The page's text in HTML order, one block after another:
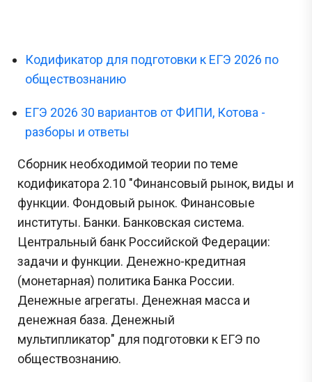
Кодификатор для подготовки к ЕГЭ 2026 по
обществознанию
ЕГЭ 2026 30 вариантов от ФИПИ, Котова -
разборы и ответы
Сборник необходимой теории по теме
кодификатора 2.10 "Финансовый рынок, виды и
функции. Фондовый рынок. Финансовые
институты. Банки. Банковская система.
Центральный банк Российской Федерации:
задачи и функции. Денежно-кредитная
(монетарная) политика Банка России.
Денежные агрегаты. Денежная масса и
денежная база. Денежный
мультипликатор" для подготовки к ЕГЭ по
обществознанию.